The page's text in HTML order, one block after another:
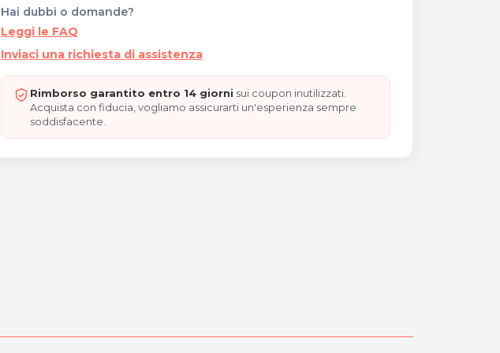
Hai dubbi o domande?
Leggi le FAQ
Inviaci una richiesta di assistenza
Rimborso garantito entro 14 giorni sui coupon inutilizzati.
Acquista con fiducia, vogliamo assicurarti un'esperienza sempre
soddisfacente.